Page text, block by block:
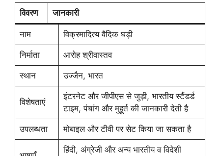
विवरण जानकारी
नाम विक्रमादित्य वैदिक घड़ी
निर्माता आरोह श्रीवास्तव
स्थान उज्जैन, भारत
विशेषताएं
इंटरनेट और जीपीएस से जुड़ी, भारतीय स्टैंडर्ड
टाइम, पंचांग और मुहूर्त की जानकारी देती है
उपलब्धता मोबाइल और टीवी पर सेट किया जा सकता है
हिंदी, अंग्रेजी और अन्य भारतीय व विदेशी